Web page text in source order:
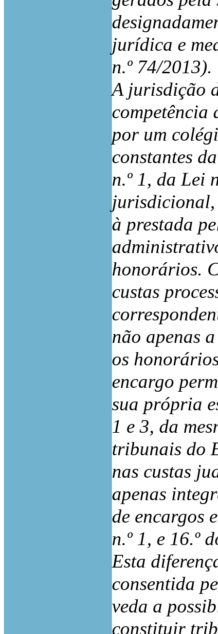
jurídica e
n.º 74/2013).
A jurisdição
competência
por um
constantes
n.º 1, da Lei
jurisdicional,
à prestada
honorários.
custas
não apenas
os
encargo
sua própria
1 e 3, da
tribunais do
nas custas
apenas
de encargos
n.º 1, e 16.º
Esta
consentida
veda a
constituir